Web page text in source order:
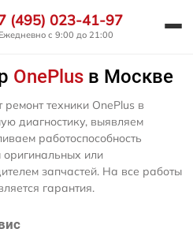
(495) 023-41-97
Ежедневно с 9:00 до 21:00
OnePlus в Москве
техники OnePlus в
диагностику, выявляем
работоспособность
оригинальных или
запчастей. На все работы
гарантия.